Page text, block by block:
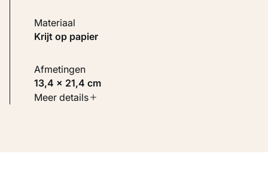
Materiaal
Krijt op papier
Afmetingen
13,4 × 21,4 cm
Soort werk
Meer details